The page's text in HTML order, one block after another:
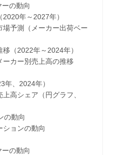
の動向
年～2027年）
測（メーカー出荷ベー
（2022年～2024年）
ー別売上高の推移
、2024年）
シェア（円グラフ、
の動向
ョンの動向
の動向